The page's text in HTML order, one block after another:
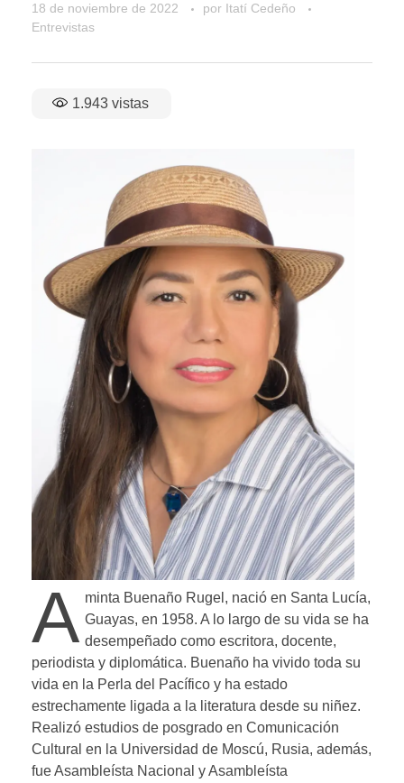
18 de noviembre de 2022 por Itatí Cedeño
Entrevistas
1.943 vistas
A minta Buenaño Rugel, nació en Santa Lucía,
Guayas, en 1958. A lo largo de su vida se ha
desempeñado como escritora, docente,
periodista y diplomática. Buenaño ha vivido toda su
vida en la Perla del Pacífico y ha estado
estrechamente ligada a la literatura desde su niñez.
Realizó estudios de posgrado en Comunicación
Cultural en la Universidad de Moscú, Rusia, además,
fue Asambleísta Nacional y Asambleísta